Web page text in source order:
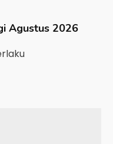
Agustus 2026